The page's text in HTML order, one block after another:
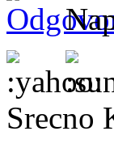
Srecno